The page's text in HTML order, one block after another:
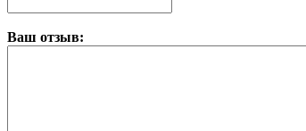
Ваш отзыв: